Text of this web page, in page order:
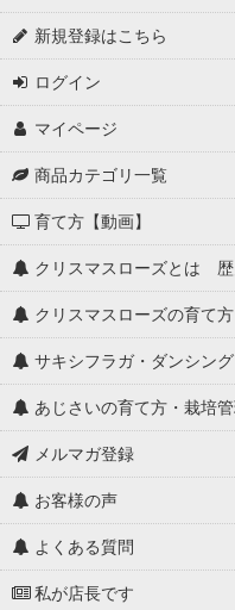
新規登録はこちら
ログイン
マイページ
商品カテゴリ一覧
育て方【動画】
クリスマスローズとは
クリスマスローズの育て
サキシフラガ・ダンシン
あじさいの育て方・栽培
メルマガ登録
お客様の声
よくある質問
私が店長です